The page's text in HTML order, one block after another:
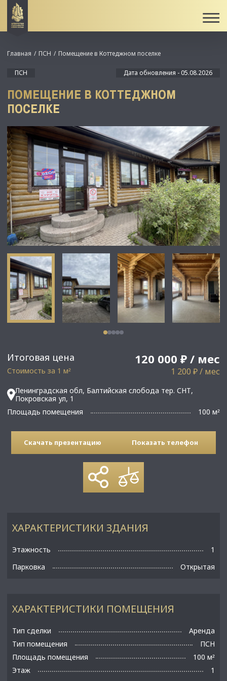
Итоговая цена 120 000 ₽ / мес
Стоимость за 1 м² 1 200 ₽ / мес
Ленинградская обл, Балтийская слобода тер. СНТ,
Покровская ул, 1
Площадь помещения
100 м²
Главная ПСН Помещение в Коттеджном поселке
ПСН Дата обновления - 05.08.2026
ПОМЕЩЕНИЕ В КОТТЕДЖНОМ
ПОСЕЛКЕ
Скачать презентацию Показать телефон
ХАРАКТЕРИСТИКИ ПОМЕЩЕНИЯ
Тип сделки
Аренда
Тип помещения
ПСН
Площадь помещения
100 м²
Этаж
1
ХАРАКТЕРИСТИКИ ЗДАНИЯ
Этажность
1
Парковка
Открытая